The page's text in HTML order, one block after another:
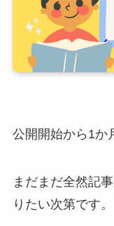
公開開始から1か
まだまだ全然記
りたい次第です。